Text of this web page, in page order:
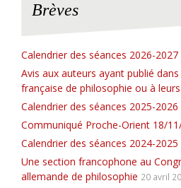
Brèves
Calendrier des séances 2026-2027
Avis aux auteurs ayant publié
française de philosophie ou à
Calendrier des séances 2025-2026
Communiqué Proche-Orient 18/
Calendrier des séances 2024-2025
Une section francophone au
allemande de philosophie 20 avril